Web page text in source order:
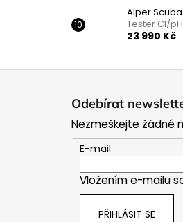
Aiper Scuba
Tester Cl/pH
23 990 Kč
Odebírat
Nezmeškejte žádné
E-mail
Vložením e-mailu
PŘIHLÁSIT SE